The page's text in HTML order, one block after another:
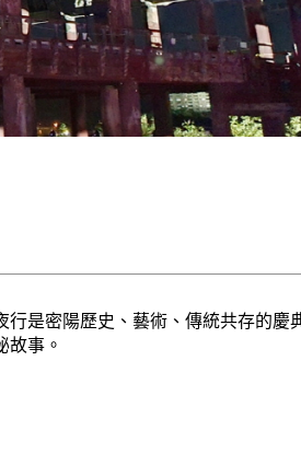
是密陽歷史、藝術、傳統共存的慶
事。